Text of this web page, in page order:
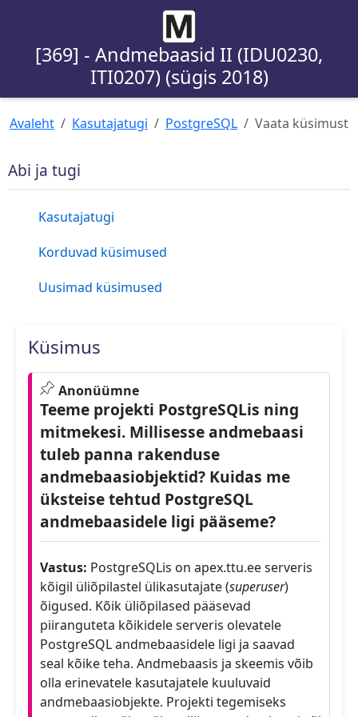
[369] - Andmebaasid II (IDU0230,
ITI0207) (sügis 2018)
Avaleht Kasutajatugi PostgreSQL Vaata küsimust
Abi ja tugi
Kasutajatugi
Korduvad küsimused
Uusimad küsimused
Küsimus
Anonüümne
Teeme projekti PostgreSQLis ning
mitmekesi. Millisesse andmebaasi
tuleb panna rakenduse
andmebaasiobjektid? Kuidas me
üksteise tehtud PostgreSQL
andmebaasidele ligi pääseme?
Vastus: PostgreSQLis on apex.ttu.ee serveris
kõigil üliõpilastel ülikasutajate (superuser)
õigused. Kõik üliõpilased pääsevad
piiranguteta kõikidele serveris olevatele
PostgreSQL andmebaasidele ligi ja saavad
seal kõike teha. Andmebaasis ja skeemis võib
olla erinevatele kasutajatele kuuluvaid
andmebaasiobjekte. Projekti tegemiseks